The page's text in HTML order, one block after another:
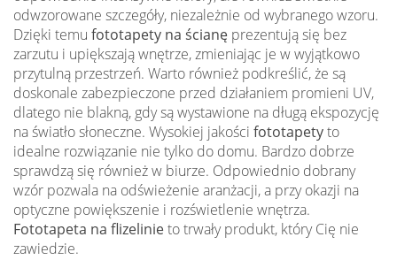
odwzorowane szczegóły, niezależnie od wybranego wzoru.
Dzięki temu fototapety na ścianę prezentują się bez
zarzutu i upiększają wnętrze, zmieniając je w wyjątkowo
przytulną przestrzeń. Warto również podkreślić, że są
doskonale zabezpieczone przed działaniem promieni UV,
dlatego nie blakną, gdy są wystawione na długą ekspozycję
na światło słoneczne. Wysokiej jakości fototapetyto
idealne rozwiązanie nie tylko do domu. Bardzo dobrze
sprawdzą się również w biurze. Odpowiednio dobrany
wzór pozwala na odświeżenie aranżacji, a przy okazji na
optyczne powiększenie i rozświetlenie wnętrza.
Fototapeta na flizelinieto trwały produkt, który Cię nie
zawiedzie.